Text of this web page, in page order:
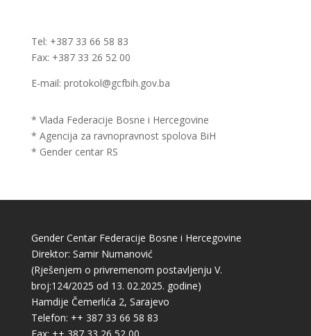
Tel: +387 33 66 58 83
Fax: +387 33 26 52 00
E-mail: protokol@gcfbih.gov.ba
* Vlada Federacije Bosne i Hercegovine
* Agencija za ravnopravnost spolova BiH
* Gender centar RS
Gender Centar Federacije Bosne i Hercegovine
Direktor: Samir Numanović
(Rješenjem o privremenom postavljenju V.
broj:124/2025 od 13. 02.2025. godine)
Hamdije Čemerlića 2, Sarajevo
Telefon: ++ 387 33 66 58 83
Fax: ++ 387 33 26 52 00